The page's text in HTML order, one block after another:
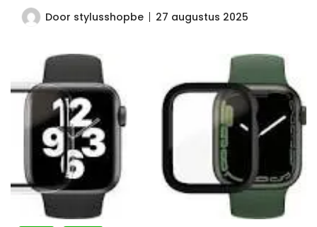
Door stylusshopbe 27 augustus 2025